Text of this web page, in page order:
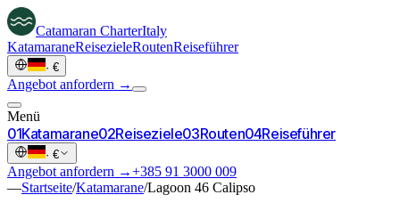
Catamaran CharterItaly
KatamaraneReisezieleRoutenReiseführer
· €
Angebot anfordern →
Menü
01Katamarane02Reiseziele03Routen04Reiseführer
· €
Angebot anfordern →+385 91 3000 009
—Startseite/Katamarane/Lagoon 46 Calipso